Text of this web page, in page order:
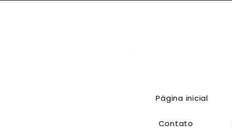
Página inicial
Contato